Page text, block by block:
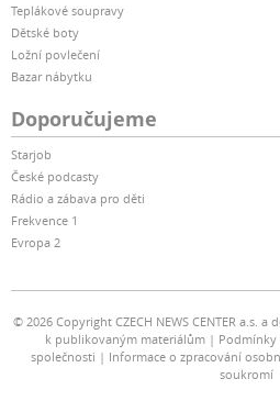
Teplákové soupravy
Dětské boty
Ložní povlečení
Bazar nábytku
Doporučujeme
Starjob
České podcasty
Rádio a zábava pro děti
Frekvence 1
Evropa 2
© 2026 Copyright CZECH NEWS CENTER a.s. a
k publikovaným materiálům
společnosti
Informace o zpracování
soukromí